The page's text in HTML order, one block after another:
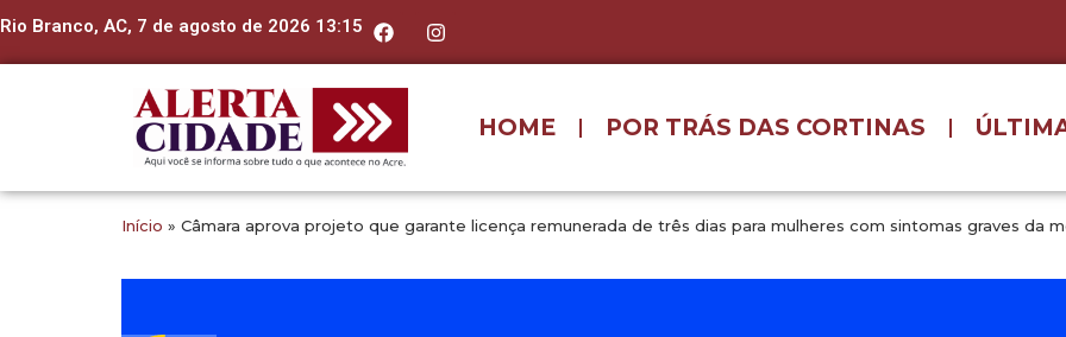
Rio Branco, AC, 7 de agosto de 2026 13:15
HOME POR TRÁS DAS CORTINAS
Início » Câmara aprova projeto que garante licença remunerada de três dias para mulheres com sintomas graves da